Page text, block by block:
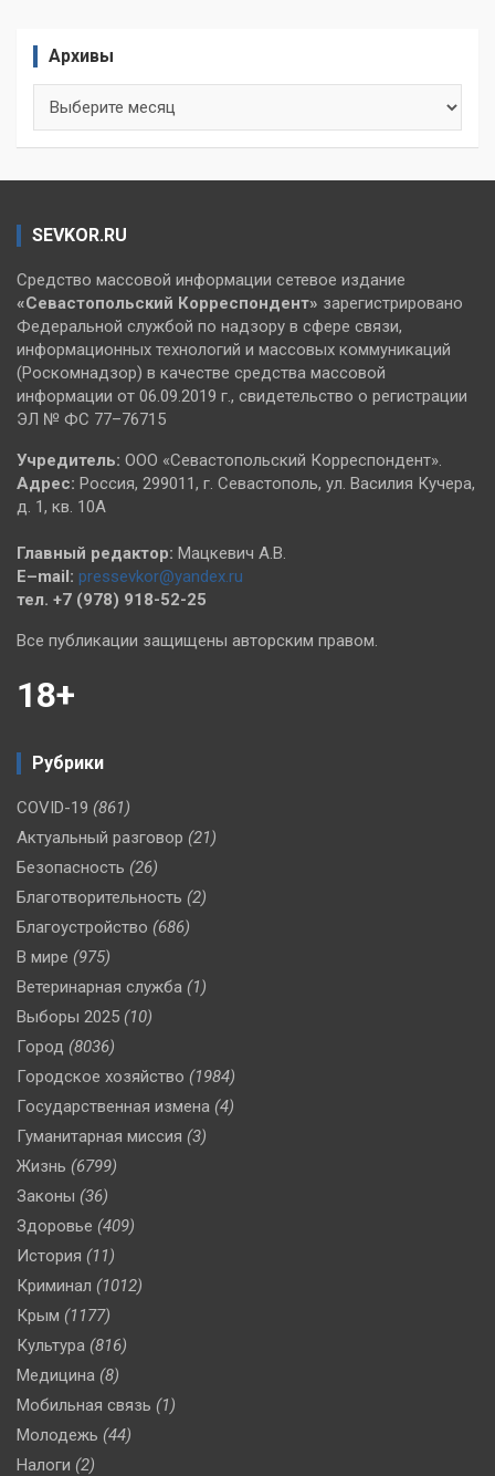
Архивы
SEVKOR.RU
Средство массовой информации сетевое издание
«Севастопольский Корреспондент» зарегистрировано
Федеральной службой по надзору в сфере связи,
информационных технологий и массовых коммуникаций
(Роскомнадзор) в качестве средства массовой
информации от 06.09.2019 г., свидетельство о регистрации
ЭЛ № ФС 77–76715
Учредитель: ООО «Севастопольский Корреспондент».
Адрес: Россия, 299011, г. Севастополь, ул. Василия Кучера,
д. 1, кв. 10А
Главный редактор: Мацкевич А.В.
E–mail: pressevkor@yandex.ru
тел. +7 (978) 918-52-25
Все публикации защищены авторским правом.
18+
Рубрики
COVID-19 (861)
Актуальный разговор (21)
Безопасность (26)
Благотворительность (2)
Благоустройство (686)
В мире (975)
Ветеринарная служба (1)
Выборы 2025 (10)
Город (8036)
Городское хозяйство (1984)
Государственная измена (4)
Гуманитарная миссия (3)
Жизнь (6799)
Законы (36)
Здоровье (409)
История (11)
Криминал (1012)
Крым (1177)
Культура (816)
Медицина (8)
Мобильная связь (1)
Молодежь (44)
Налоги (2)